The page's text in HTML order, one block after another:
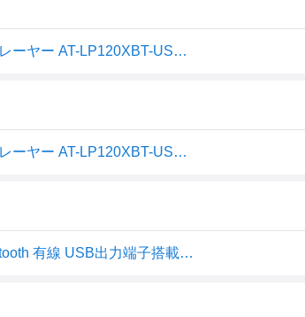
★audio-technica / オーディオテクニカ ターンテーブル レコードプレーヤー AT-LP120XBT-USB【送料無料】
★audio-technica / オーディオテクニカ ターンテーブル レコードプレーヤー AT-LP120XBT-USB【送料無料】
オーディオテクニカ レコードプレーヤー ダイレクトドライブ Bluetooth 有線 USB出力端子搭載 フォノイコライザ内蔵 AT-LP120